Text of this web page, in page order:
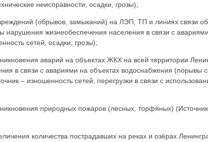
неисправности, осадки, грозы);
(обрывов, замыканий) на ЛЭП, ТП и линиях связи
жизнеобеспечения населения в связи с
сетей, осадки, грозы);
аварий на объектах ЖКХ на всей территории
в связи с авариями на объектах водоснабжения (порывы
– изношенность сетей, перегрузки в связи с
природных пожаров (лесных, торфяных)
количества пострадавших на реках и озёрах